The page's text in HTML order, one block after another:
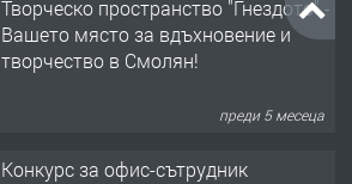
Творческо пространство "Гнездото" -
Вашето място за вдъхновение и
творчество в Смолян!
преди 5 месеца
Конкурс за офис-сътрудник